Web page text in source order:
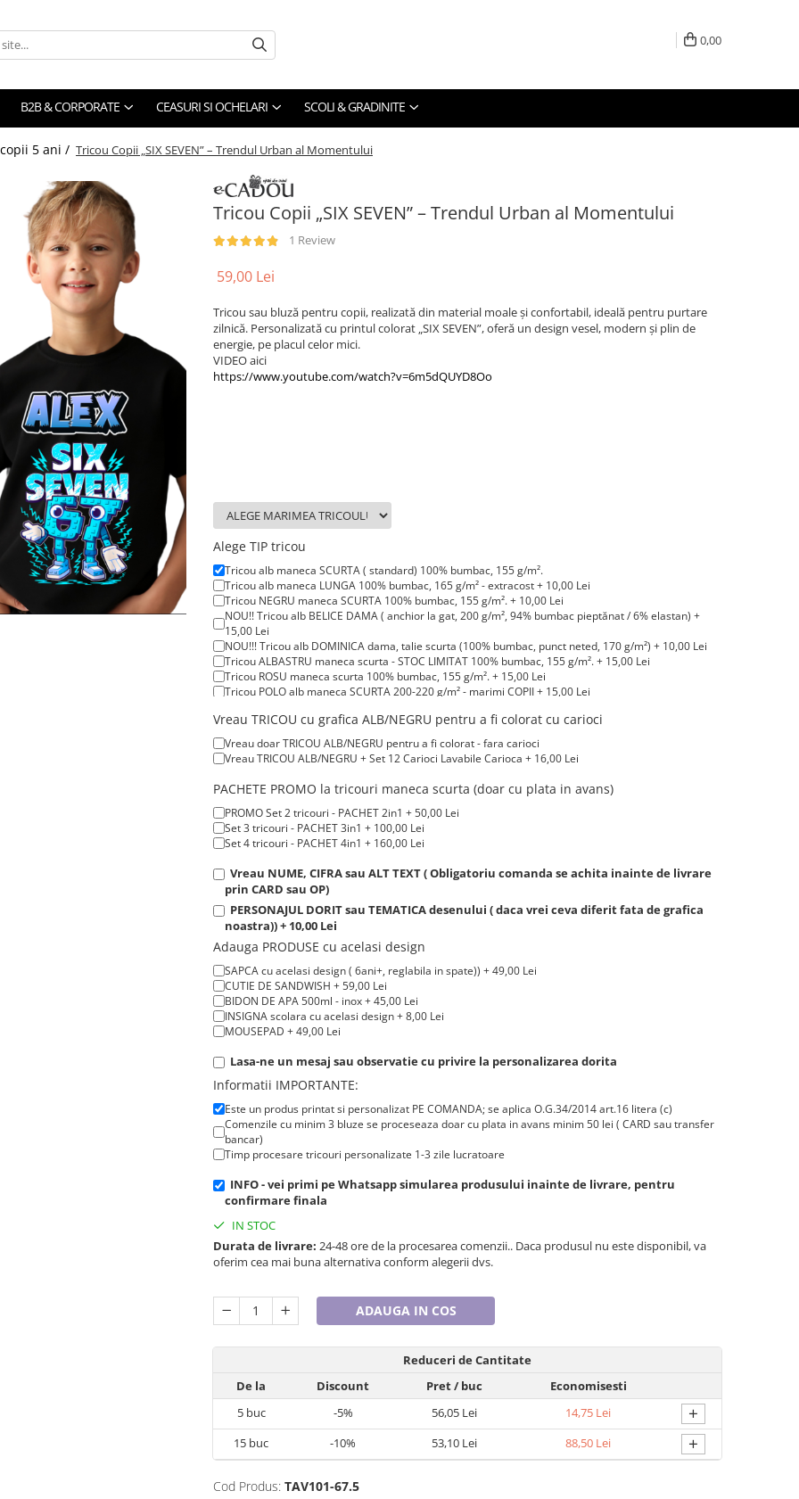
0,00
B2B & CORPORATE CEASURI SI OCHELARI SCOLI & GRADINITE
5 ani / Tricou Copii „SIX SEVEN” – Trendul Urban al Momentului
Tricou Copii „SIX SEVEN” – Trendul Urban al Momentului
1 Review
59,00 Lei
Tricou sau bluză pentru copii, realizată din material moale și confortabil, ideală pentru purtare
zilnică. Personalizată cu printul colorat „SIX SEVEN”, oferă un design vesel, modern și plin de
energie, pe placul celor mici.
VIDEO aici
https://www.youtube.com/watch?v=6m5dQUYD8Oo
Alege TIP tricou
Tricou alb maneca SCURTA ( standard) 100% bumbac, 155 g/m².
Tricou alb maneca LUNGA 100% bumbac, 165 g/m² - extracost + 10,00 Lei
Tricou NEGRU maneca SCURTA 100% bumbac, 155 g/m². + 10,00 Lei
NOU!! Tricou alb BELICE DAMA ( anchior la gat, 200 g/m², 94% bumbac pieptănat / 6% elastan) +
15,00 Lei
NOU!!! Tricou alb DOMINICA dama, talie scurta (100% bumbac, punct neted, 170 g/m²) + 10,00 Lei
Tricou ALBASTRU maneca scurta - STOC LIMITAT 100% bumbac, 155 g/m². + 15,00 Lei
Tricou ROSU maneca scurta 100% bumbac, 155 g/m². + 15,00 Lei
Tricou POLO alb maneca SCURTA 200-220 g/m² - marimi COPII + 15,00 Lei
Tricou ROSU maneca LUNGA ( STOC LIMITAT) 100% bumbac, 165 g/m² - extracost + 20,00 Lei
Vreau TRICOU cu grafica ALB/NEGRU pentru a fi colorat cu carioci
Vreau doar TRICOU ALB/NEGRU pentru a fi colorat - fara carioci
Vreau TRICOU ALB/NEGRU + Set 12 Carioci Lavabile Carioca + 16,00 Lei
PACHETE PROMO la tricouri maneca scurta (doar cu plata in avans)
PROMO Set 2 tricouri - PACHET 2in1 + 50,00 Lei
Set 3 tricouri - PACHET 3in1 + 100,00 Lei
Set 4 tricouri - PACHET 4in1 + 160,00 Lei
Vreau NUME, CIFRA sau ALT TEXT ( Obligatoriu comanda se achita inainte de livrare
prin CARD sau OP)
PERSONAJUL DORIT sau TEMATICA desenului ( daca vrei ceva diferit fata de grafica
noastra)) + 10,00 Lei
Adauga PRODUSE cu acelasi design
SAPCA cu acelasi design ( 6ani+, reglabila in spate)) + 49,00 Lei
CUTIE DE SANDWISH + 59,00 Lei
BIDON DE APA 500ml - inox + 45,00 Lei
INSIGNA scolara cu acelasi design + 8,00 Lei
MOUSEPAD + 49,00 Lei
Lasa-ne un mesaj sau observatie cu privire la personalizarea dorita
Informatii IMPORTANTE:
Este un produs printat si personalizat PE COMANDA; se aplica O.G.34/2014 art.16 litera (c)
Comenzile cu minim 3 bluze se proceseaza doar cu plata in avans minim 50 lei ( CARD sau transfer
bancar)
Timp procesare tricouri personalizate 1-3 zile lucratoare
INFO - vei primi pe Whatsapp simularea produsului inainte de livrare, pentru
confirmare finala
IN STOC
Durata de livrare: 24-48 ore de la procesarea comenzii.. Daca produsul nu este disponibil, va
oferim cea mai buna alternativa conform alegerii dvs.
ADAUGA IN COS
Reduceri de Cantitate
De la
Discount Pret/ buc
Economisesti
5buc -5% 56,05 Lei 14,75 Lei +
15 buc -10% 53,10 Lei 88,50 Lei +
Cod Produs: TAV101-67.5